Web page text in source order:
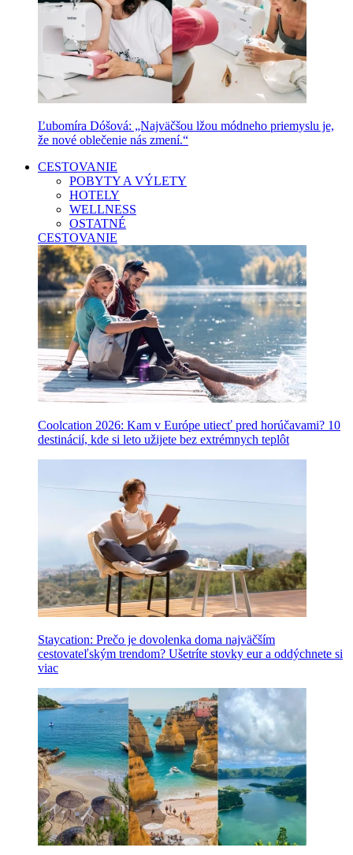
Ľubomíra Dóšová: „Najväčšou lžou módneho priemyslu je,
že nové oblečenie nás zmení.“
CESTOVANIE
POBYTY A VÝLETY
HOTELY
WELLNESS
OSTATNÉ
CESTOVANIE
Coolcation 2026: Kam v Európe utiecť pred horúčavami? 10
destinácií, kde si leto užijete bez extrémnych teplôt
Staycation: Prečo je dovolenka doma najväčším
cestovateľským trendom? Ušetríte stovky eur a oddýchnete si
viac